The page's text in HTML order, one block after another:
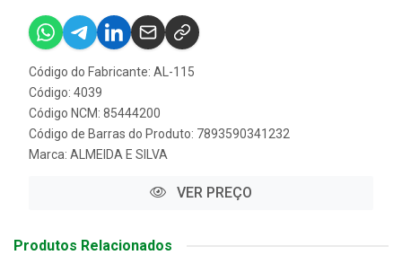
Código do Fabricante: AL-115
Código: 4039
Código NCM: 85444200
Código de Barras do Produto: 7893590341232
Marca: ALMEIDA E SILVA
VER PREÇO
Produtos Relacionados